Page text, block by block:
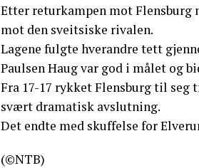
Etter returkampen mot Flensburg
mot den sveitsiske rivalen.
Lagene fulgte hverandre tett
Paulsen Haug var god i målet og
Fra 17-17 rykket Flensburg til seg
svært dramatisk avslutning.
Det endte med skuffelse for
(©NTB)